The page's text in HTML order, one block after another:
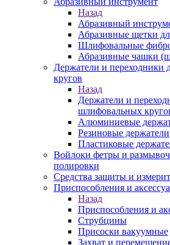
Назад
Абразивный
Абразивные щетки
Шлифовальные
Абразивные чашки
Держатели и переходники
кругов
Назад
Держатели и
шлифовальных
Алюминиевые
Резиновые держатели
Пластиковые
Войлоки фетры и
полировки
Средства защиты и
Приспособления и
Назад
Приспособления и
Струбцины
Присоски вакуумные
Захват и